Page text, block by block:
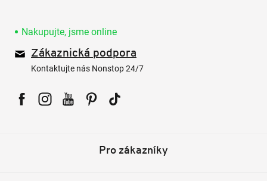
Nakupujte, jsme online
Zákaznická podpora
Kontaktujte nás Nonstop 24/7
Pro zákazníky